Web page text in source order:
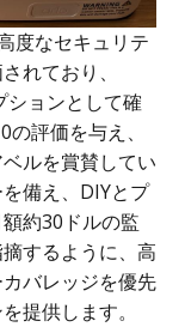
度なセキュリテ
れており、
ションとして確
評価を与え、
ルを賞賛してい
備え、DIYとプ
約30ドルの監
するように、高
バレッジを優先
提供します。